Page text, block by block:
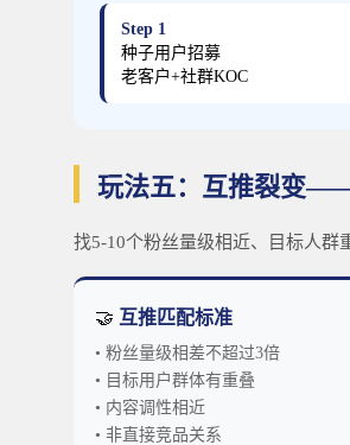
Step 1
种子用户招募
老客户+社群KOC
玩法五：互推裂变
找5-10个粉丝量级相近、目标人群
🤝 互推匹配标准
• 粉丝量级相差不超过3倍
• 目标用户群体有重叠
• 内容调性相近
• 非直接竞品关系